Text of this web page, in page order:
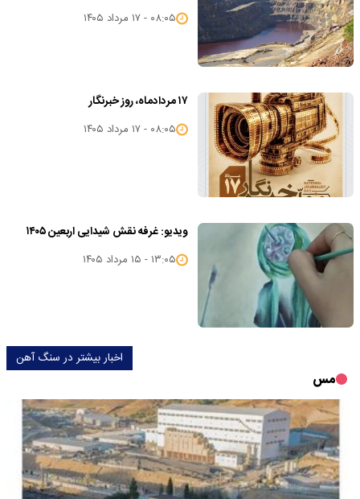
۰۸:۰۵ - ۱۷ مرداد ۱۴۰۵
۱۷ مردادماه، روز خبرنگار
۰۸:۰۵ - ۱۷ مرداد ۱۴۰۵
ویدیو: غرفه نقش شیدایی اربعین ۱۴۰۵
۱۳:۰۵ - ۱۵ مرداد ۱۴۰۵
اخبار بیشتر در سنگ آهن
مس